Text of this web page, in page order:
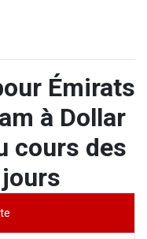
Émirats
à Dollar
cours des